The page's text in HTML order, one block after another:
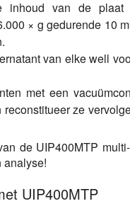
inhoud van de
× g gedurende 10
van elke well
met een
ze
de UIP400MTP
analyse!
UIP400MTP